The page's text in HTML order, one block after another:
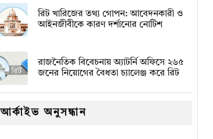
রিট খারিজের তথ্য গোপন: আবেদনকারী ও
আইনজীবীকে কারণ দর্শানোর নোটিশ
রাজনৈতিক বিবেচনায় অ‍্যাটর্নি অফিসে ২৬৫
জনের নিয়োগের বৈধতা চ্যালেঞ্জ করে রিট
আর্কাইভ অনুসন্ধান